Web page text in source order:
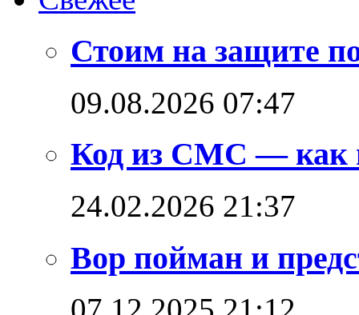
Стоим на защите
09.08.2026 07:47
Код из СМС — как
24.02.2026 21:37
Вор пойман и